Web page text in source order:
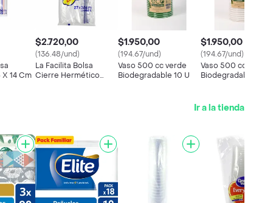
14 Cm
$2.720,00
(136.48/und)
La Facilita Bolsa
Cierre Hermético
$1.950,00
(194.67/und)
Vaso 500 cc verde
Biodegradable 10 U
$1.950,00
(194.67/und)
Vaso 500 cc
Biodegradable
Ir a la tienda